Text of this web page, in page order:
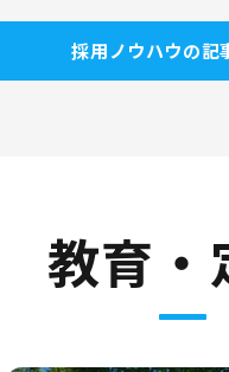
採用ノウハウの記
教育・